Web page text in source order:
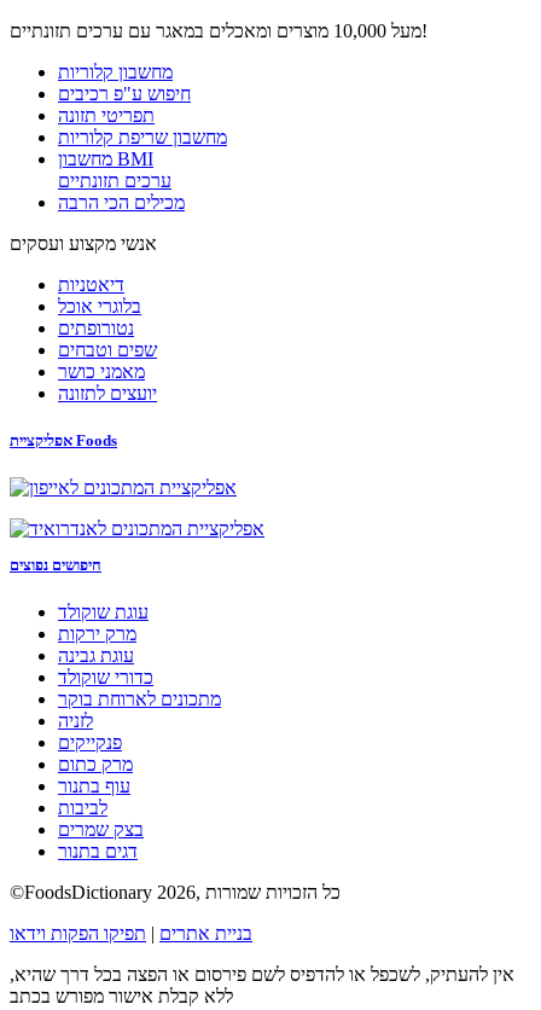
מעל 10,000 מוצרים ומאכלים במאגר עם ערכים תזונתיים!
מחשבון קלוריות
חיפוש ע"פ רכיבים
תפריטי תזונה
מחשבון שריפת קלוריות
מחשבון BMI
ערכים תזונתיים
מכילים הכי הרבה
אנשי מקצוע ועסקים
דיאטניות
בלוגרי אוכל
נטורופתים
שפים וטבחים
מאמני כושר
יועצים לתזונה
אפליקציית Foods
חיפושים נפוצים
עוגת שוקולד
מרק ירקות
עוגת גבינה
כדורי שוקולד
מתכונים לארוחת בוקר
לזניה
פנקייקים
מרק כתום
עוף בתנור
לביבות
בצק שמרים
דגים בתנור
©FoodsDictionary 2026, כל הזכויות שמורות
בניית אתרים
תפיקו הפקות וידאו
אין להעתיק, לשכפל או להדפיס לשם פירסום או הפצה בכל דרך שהיא,
ללא קבלת אישור מפורש בכתב